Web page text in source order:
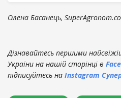
Олена Басанець,
Дізнавайтесь першими
України на нашій сторінці в
підписуйтесь на Instagram